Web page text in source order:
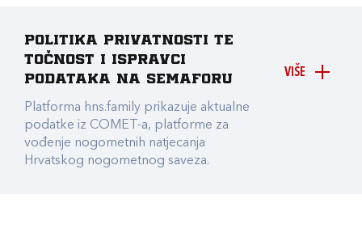
VIŠE
Politika privatnosti te
točnost i ispravci
podataka na Semaforu
Platforma hns.family prikazuje aktualne
podatke iz COMET-a, platforme za
vođenje nogometnih natjecanja
Hrvatskog nogometnog saveza.